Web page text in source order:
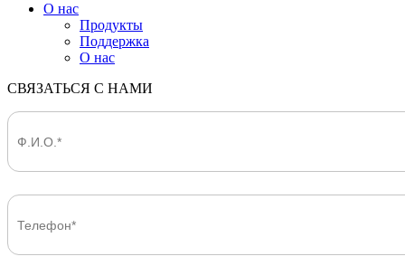
О нас
Продукты
Поддержка
О нас
СВЯЗАТЬСЯ С НАМИ